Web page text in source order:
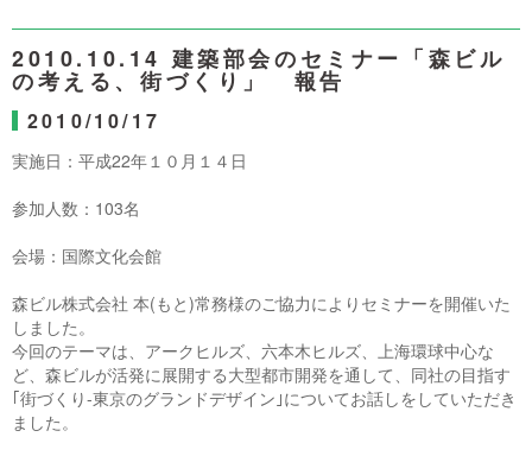
2010.10.14 建築部会のセミナー「森ビル
の考える、街づくり」 報告
2010/10/17
実施日：平成22年１０月１４日
参加人数：103名
会場：国際文化会館
森ビル株式会社 本(もと)常務様のご協力によりセミナーを開催いた
しました。
今回のテーマは、アークヒルズ、六本木ヒルズ、上海環球中心な
ど、森ビルが活発に展開する大型都市開発を通して、同社の目指す
｢街づくり-東京のグランドデザイン｣についてお話しをしていただき
ました。